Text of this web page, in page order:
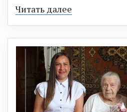
Читать далее